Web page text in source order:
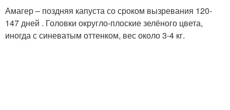
Амагер – поздняя капуста со сроком вызревания 120-
147 дней . Головки округло-плоские зелёного цвета,
иногда с синеватым оттенком, вес около 3-4 кг.